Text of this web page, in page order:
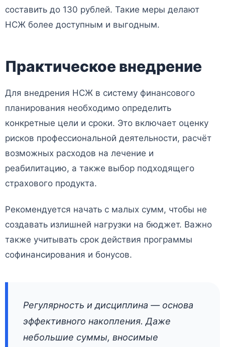
составить до 130 рублей. Такие меры делают
НСЖ более доступным и выгодным.
Практическое внедрение
Для внедрения НСЖ в систему финансового
планирования необходимо определить
конкретные цели и сроки. Это включает оценку
рисков профессиональной деятельности, расчёт
возможных расходов на лечение и
реабилитацию, а также выбор подходящего
страхового продукта.
Рекомендуется начать с малых сумм, чтобы не
создавать излишней нагрузки на бюджет. Важно
также учитывать срок действия программы
софинансирования и бонусов.
Регулярность и дисциплина — основа
эффективного накопления. Даже
небольшие суммы, вносимые